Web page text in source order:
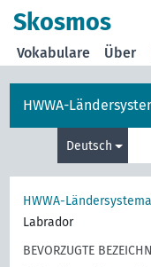
Skosmos
Vokabulare Über
HWWA-
Deutsch
HWWA-
Labrador
BEVORZUGTE